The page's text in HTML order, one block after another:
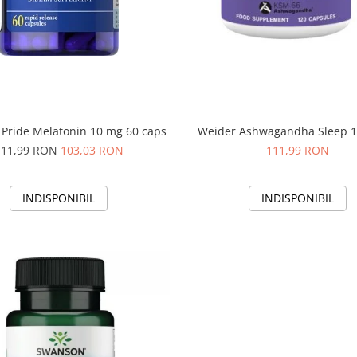
Melatonin 10 mg 60 caps
RON103,03 RON
INDISPONIBIL
Weider Ashwagandha Sleep
111,99 RON
INDISPONIBIL